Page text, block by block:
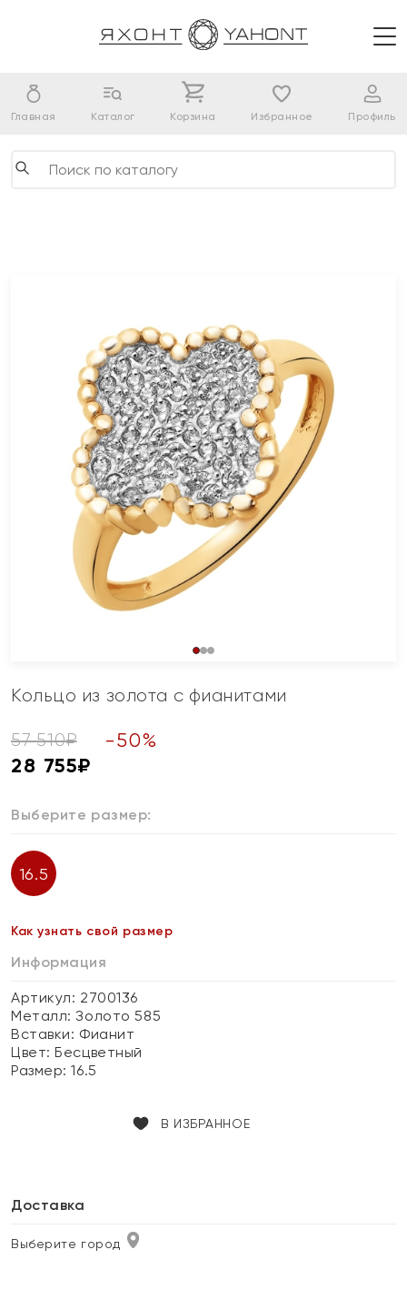
Главная Каталог Корзина Избранное Профиль
Кольцо из золота с фианитами
57 510₽ -50%
28 755₽
Выберите размер:
16.5
Как узнать свой размер
Информация
Артикул: 2700136
Металл:Золото 585
Вставки: Фианит
Цвет:Бесцветный
Размер:16.5
В ИЗБРАННОЕ
Доставка
Выберите город